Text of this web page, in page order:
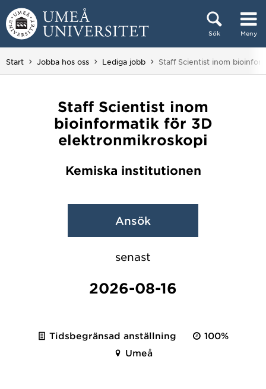
Hoppa direkt till innehållet
Sök Meny
Huvudmenyn dold.
Start Jobba hos oss Lediga jobb Du är här:
Staff Scientist inom
Staff Scientist inom
bioinformatik för 3D
elektronmikroskopi
Kemiska institutionen
Ansök
senast
2026-08-16
Tidsbegränsad anställning
100%
Umeå